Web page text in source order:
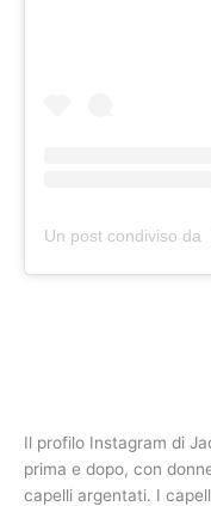
Il profilo Instagram di
prima e dopo, con
capelli argentati. I